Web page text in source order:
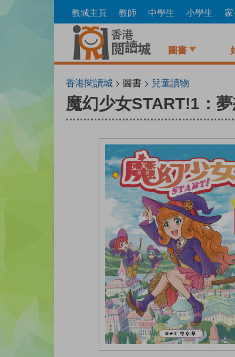
to
教城主頁 教師 中學生 小學生
圖書
香港閱讀城> 圖書 > 兒童讀物
魔幻少女START!1：